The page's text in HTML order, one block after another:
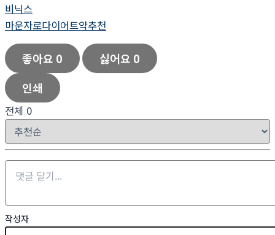
비닉스
마운자로다이어트약추천
좋아요 0 싫어요 0
인쇄
전체 0
작성자